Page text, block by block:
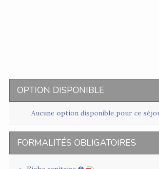
OPTION DISPONIBLE
Aucune option disponible pour ce
FORMALITÉS OBLIGATOIRES